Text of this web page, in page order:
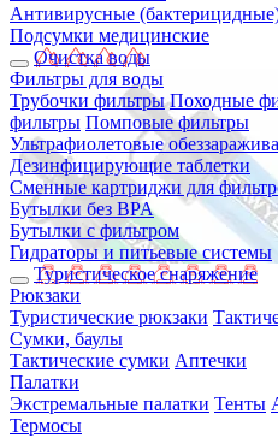
Антивирусные
Подсумки медицинские
Очистка воды
Фильтры для воды
Трубочки фильтры Походные
фильтры Помповые фильтры
Ультрафиолетовые
Дезинфицирующие таблетки
Сменные картриджи для
Бутылки без BPA
Бутылки с фильтром
Гидраторы и питьевые системы
Туристическое снаряжение
Рюкзаки
Туристические рюкзаки
Сумки, баулы
Тактические сумки Аптечки
Палатки
Экстремальные палатки Тенты
Термосы